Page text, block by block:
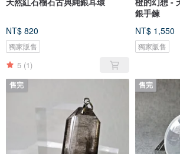
NT$ 820
獨家販售
5 (1)
銀手鍊
NT$ 1,550
獨家販售
售完 售完